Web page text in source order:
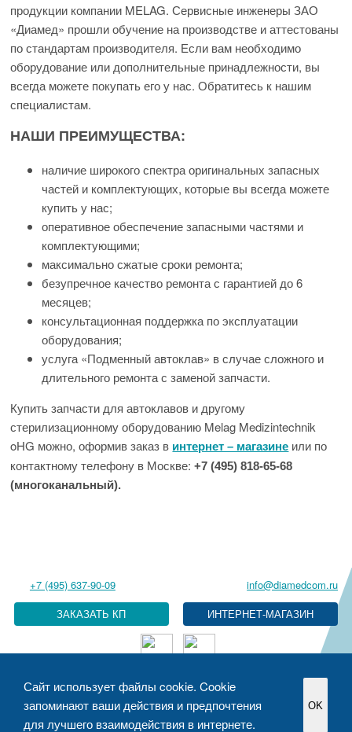
продукции компании MELAG. Сервисные инженеры ЗАО
«Диамед» прошли обучение на производстве и аттестованы
по стандартам производителя. Если вам необходимо
оборудование или дополнительные принадлежности, вы
всегда можете покупать его у нас. Обратитесь к нашим
специалистам.
НАШИ ПРЕИМУЩЕСТВА:
наличие широкого спектра оригинальных запасных
частей и комплектующих, которые вы всегда можете
купить у нас;
оперативное обеспечение запасными частями и
комплектующими;
максимально сжатые сроки ремонта;
безупречное качество ремонта с гарантией до 6
месяцев;
консультационная поддержка по эксплуатации
оборудования;
услуга «Подменный автоклав» в случае сложного и
длительного ремонта с заменой запчасти.
Купить запчасти для автоклавов и другому
стерилизационному оборудованию Melag Medizintechnik
oHG можно, оформив заказ в интернет – магазине или по
контактному телефону в Москве:+7 (495) 818-65-68
(многоканальный).
+7 (495) 637-90-09
info@diamedcom.ru
ЗАКАЗАТЬ КП
Политика в отношении обработки персональных данных
Разработка сайтов Медафарм STUDIO
2025 © ООО «Диамед» - продажа медицинского оборудования с
доставкой по
Сайт использует файлы cookie. Cookie
запоминают ваши действия и предпочтения
для лучшего взаимодействия в интернете.
OK